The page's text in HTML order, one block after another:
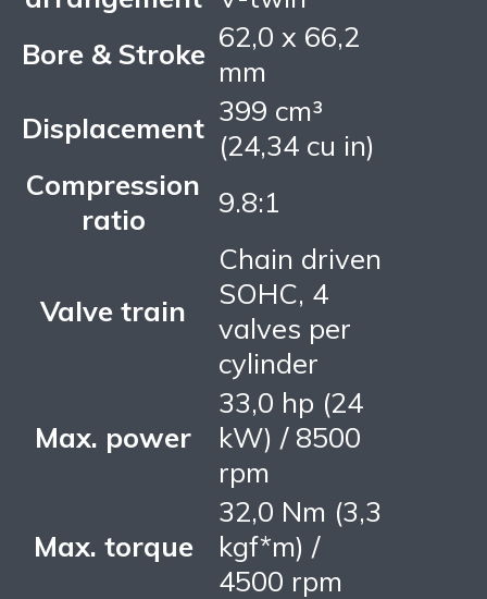
Bore & Stroke 62,0 x 66,2
mm
Displacement 399 cm³
(24,34 cu in)
Compression
ratio
9.8:1
Valve train
Chain driven
SOHC, 4
valves per
cylinder
Max. power
33,0 hp (24
kW) / 8500
rpm
Max. torque
32,0 Nm (3,3
kgf*m) /
4500 rpm